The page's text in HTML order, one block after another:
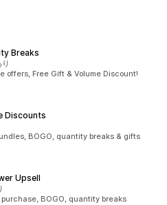
Breaks
offers, Free Gift & Volume Discount!
Discounts
BOGO, quantity breaks & gifts
Upsell
BOGO, quantity breaks